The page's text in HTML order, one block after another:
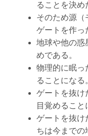
ることを決め
そのため源（
ゲートを作っ
地球や他の惑
めである。
物理的に眠っ
ることになる
ゲートを抜け
目覚めること
ゲートを抜け
ちは今までの